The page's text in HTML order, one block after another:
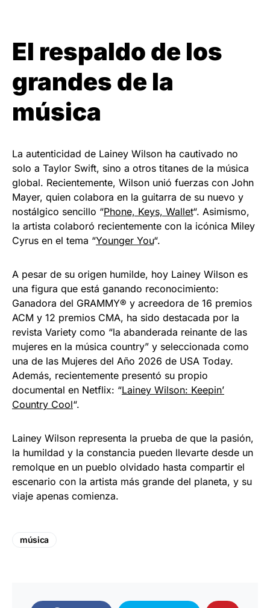
El respaldo de los
grandes de la
música
La autenticidad de Lainey Wilson ha cautivado no
solo a Taylor Swift, sino a otros titanes de la música
global. Recientemente, Wilson unió fuerzas con John
Mayer, quien colabora en la guitarra de su nuevo y
nostálgico sencillo “Phone, Keys, Wallet“. Asimismo,
la artista colaboró recientemente con la icónica Miley
Cyrus en el tema “Younger You“.
A pesar de su origen humilde, hoy Lainey Wilson es
una figura que está ganando reconocimiento:
Ganadora del GRAMMY® y acreedora de 16 premios
ACM y 12 premios CMA, ha sido destacada por la
revista Variety como “la abanderada reinante de las
mujeres en la música country” y seleccionada como
una de las Mujeres del Año 2026 de USA Today.
Además, recientemente presentó su propio
documental en Netflix: “Lainey Wilson: Keepin’
Country Cool“.
Lainey Wilson representa la prueba de que la pasión,
la humildad y la constancia pueden llevarte desde un
remolque en un pueblo olvidado hasta compartir el
escenario con la artista más grande del planeta, y su
viaje apenas comienza.
música